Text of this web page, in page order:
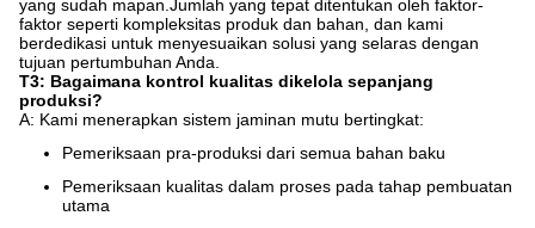
yang sudah mapan.Jumlah yang tepat ditentukan oleh faktor-
faktor seperti kompleksitas produk dan bahan, dan kami
berdedikasi untuk menyesuaikan solusi yang selaras dengan
tujuan pertumbuhan Anda.
T3: Bagaimana kontrol kualitas dikelola sepanjang
produksi?
A: Kami menerapkan sistem jaminan mutu bertingkat:
Pemeriksaan pra-produksi dari semua bahan baku
Pemeriksaan kualitas dalam proses pada tahap pembuatan
utama